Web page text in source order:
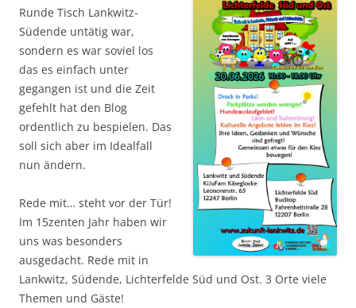
Runde Tisch Lankwitz-
Südende untätig war,
sondern es war soviel los
das es einfach unter
gegangen ist und die Zeit
gefehlt hat den Blog
ordentlich zu bespielen. Das
soll sich aber im Idealfall
nun ändern.
Rede mit… steht vor der Tür!
Im 15zenten Jahr haben wir
uns was besonders
ausgedacht. Rede mit in
Lankwitz, Südende, Lichterfelde Süd und Ost. 3 Orte viele
Themen und Gäste!